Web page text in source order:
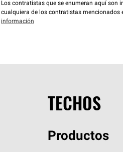
Los contratistas que se enumeran aquí son
cualquiera de los contratistas mencionados
información
TECHOS
Productos